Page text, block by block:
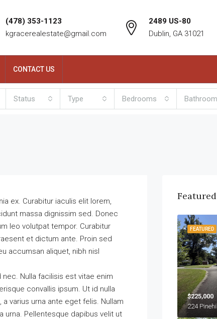
(478) 353-1123
kgracerealestate@gmail.com
2489 US-80
Dublin, GA 31021
CONTACT US
Status Type Bedrooms
ex. Curabitur iaculis elit lorem,
massa dignissim sed. Donec
leo volutpat tempor. Curabitur
et dictum ante. Proin sed
accumsan aliquet, nibh nisl
Nulla facilisis est vitae enim
convallis ipsum. Ut id nulla
varius urna ante eget felis. Nullam
urna. Pellentesque dapibus velit ut
Featured
FEATURED
$225,000
224